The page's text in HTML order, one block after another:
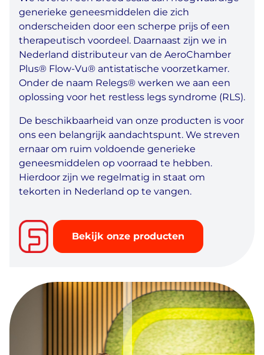
generieke geneesmiddelen die zich
onderscheiden door een scherpe prijs of een
therapeutisch voordeel. Daarnaast zijn we in
Nederland distributeur van de AeroChamber
Plus® Flow-Vu® antistatische voorzetkamer.
Onder de naam Relegs® werken we aan een
oplossing voor het restless legs syndrome (RLS).
De beschikbaarheid van onze producten is voor
ons een belangrijk aandachtspunt. We streven
ernaar om ruim voldoende generieke
geneesmiddelen op voorraad te hebben.
Hierdoor zijn we regelmatig in staat om
tekorten in Nederland op te vangen.
Bekijk onze producten